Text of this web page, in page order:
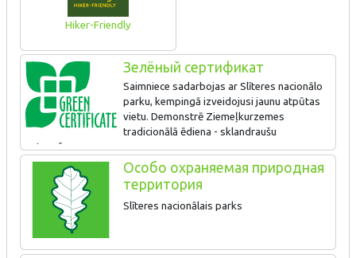
Hiker-Friendly
Зелёный сертификат
Saimniece sadarbojas ar Slīteres nacionālo
parku, kempingā izveidojusi jaunu atpūtas
vietu. Demonstrē Ziemeļkurzemes
tradicionālā ēdiena - sklandraušu
gatavošanas procesu.
Uzstādīta jauna bioloģiskās attīrīšanas iekārta. Klientiem pieejami
zirgi, kas apsaimnieko piekrastes pļavas, veicinot bioloģiskās
daudzveidības palielināšanos. Sadarbojas ar putnu vērotājiem.
Izvietoti velostatīvi pie ēkas.
Особо охраняемая природная
территория
Slīteres nacionālais parks